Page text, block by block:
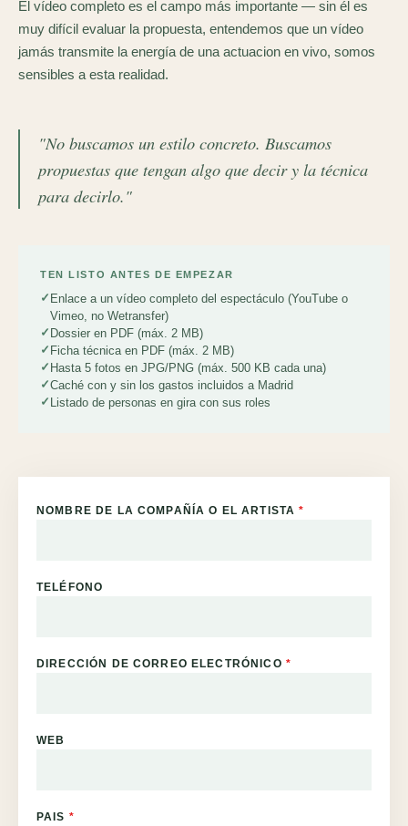
El vídeo completo es el campo más importante — sin él es
muy difícil evaluar la propuesta, entendemos que un vídeo
jamás transmite la energía de una actuacion en vivo, somos
sensibles a esta realidad.
"No buscamos un estilo concreto. Buscamos
propuestas que tengan algo que decir y la técnica
para decirlo."
TEN LISTO ANTES DE EMPEZAR
Enlace a un vídeo completo del espectáculo (YouTube o
Vimeo, no Wetransfer)
Dossier en PDF (máx. 2 MB)
Ficha técnica en PDF (máx. 2 MB)
Hasta 5 fotos en JPG/PNG (máx. 500 KB cada una)
Caché con y sin los gastos incluidos a Madrid
Listado de personas en gira con sus roles
NOMBRE DE LA COMPAÑÍA O EL ARTISTA*
TELÉFONO
DIRECCIÓN DE CORREO ELECTRÓNICO *
WEB
PAIS *